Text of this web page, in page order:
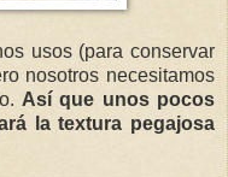
usos (para conservar
nosotros necesitamos
Así que unos pocos
la textura pegajosa